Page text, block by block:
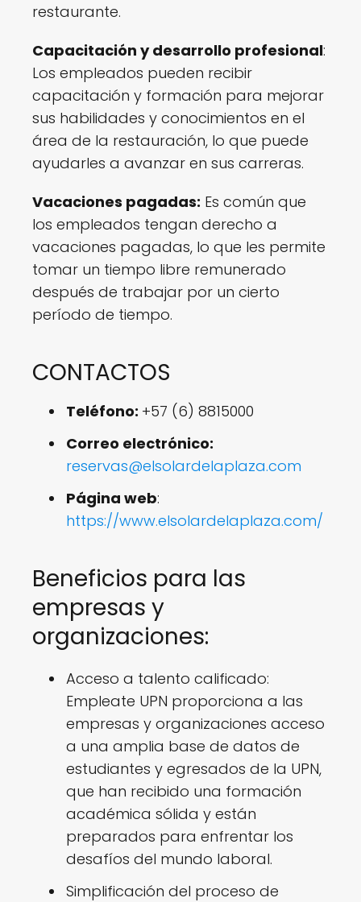
restaurante.
Capacitación y desarrollo profesional:
Los empleados pueden recibir
capacitación y formación para mejorar
sus habilidades y conocimientos en el
área de la restauración, lo que puede
ayudarles a avanzar en sus carreras.
Vacaciones pagadas: Es común que
los empleados tengan derecho a
vacaciones pagadas, lo que les permite
tomar un tiempo libre remunerado
después de trabajar por un cierto
período de tiempo.
CONTACTOS
Teléfono: +57 (6) 8815000
Correo electrónico:
reservas@elsolardelaplaza.com
Página web:
https://www.elsolardelaplaza.com/
Beneficios para las
empresas y
organizaciones:
Acceso a talento calificado:
Empleate UPN proporciona a las
empresas y organizaciones acceso
a una amplia base de datos de
estudiantes y egresados de la UPN,
que han recibido una formación
académica sólida y están
preparados para enfrentar los
desafíos del mundo laboral.
Simplificación del proceso de